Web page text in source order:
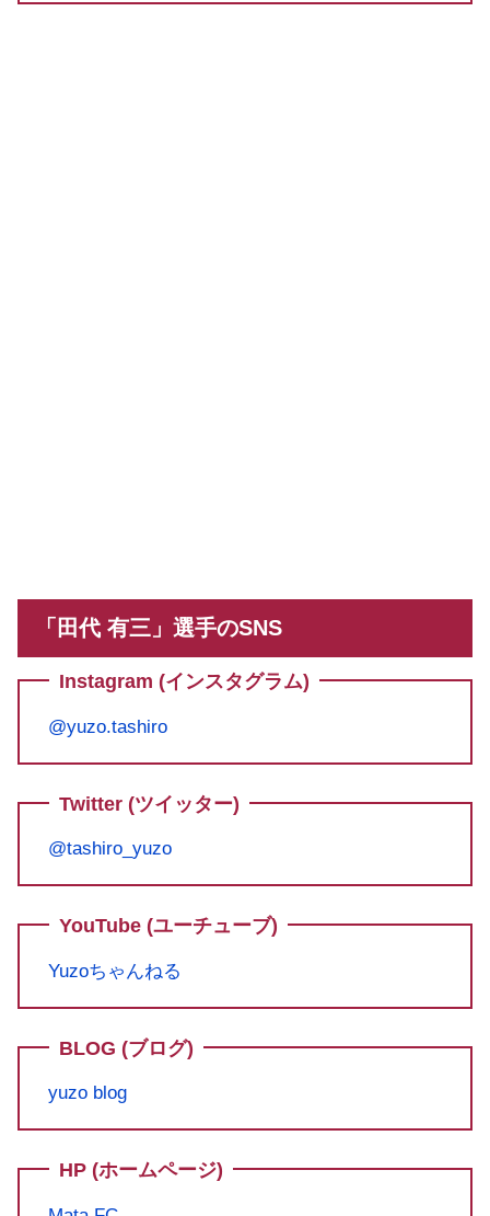
「田代 有三」選手のSNS
Instagram (インスタグラム)
@yuzo.tashiro
Twitter (ツイッター)
@tashiro_yuzo
YouTube (ユーチューブ)
Yuzoちゃんねる
BLOG (ブログ)
yuzo blog
HP (ホームページ)